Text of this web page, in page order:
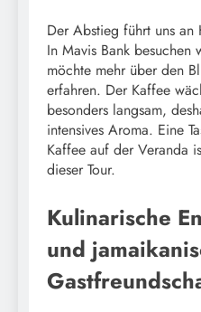
Der Abstieg führt uns
In Mavis Bank
möchte mehr über den
erfahren. Der Kaffee
besonders langsam,
intensives Aroma. Eine
Kaffee auf der Veranda
dieser Tour.
Kulinarische
und